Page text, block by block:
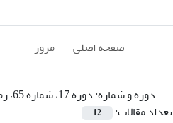
صفحه اصلی مرور
دوره و شماره:دوره 17، شماره 65، زمستان 1400
تعداد مقالات:
12